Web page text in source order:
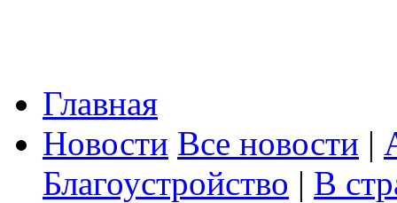
Главная
Новости Все новости |
Благоустройство | В